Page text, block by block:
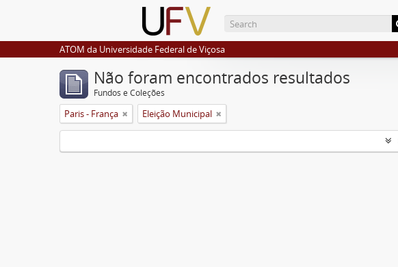
ATOM da Universidade Federal de Viçosa
Não foram encontrados resultados
Fundos e Coleções
Paris - França Eleição Municipal